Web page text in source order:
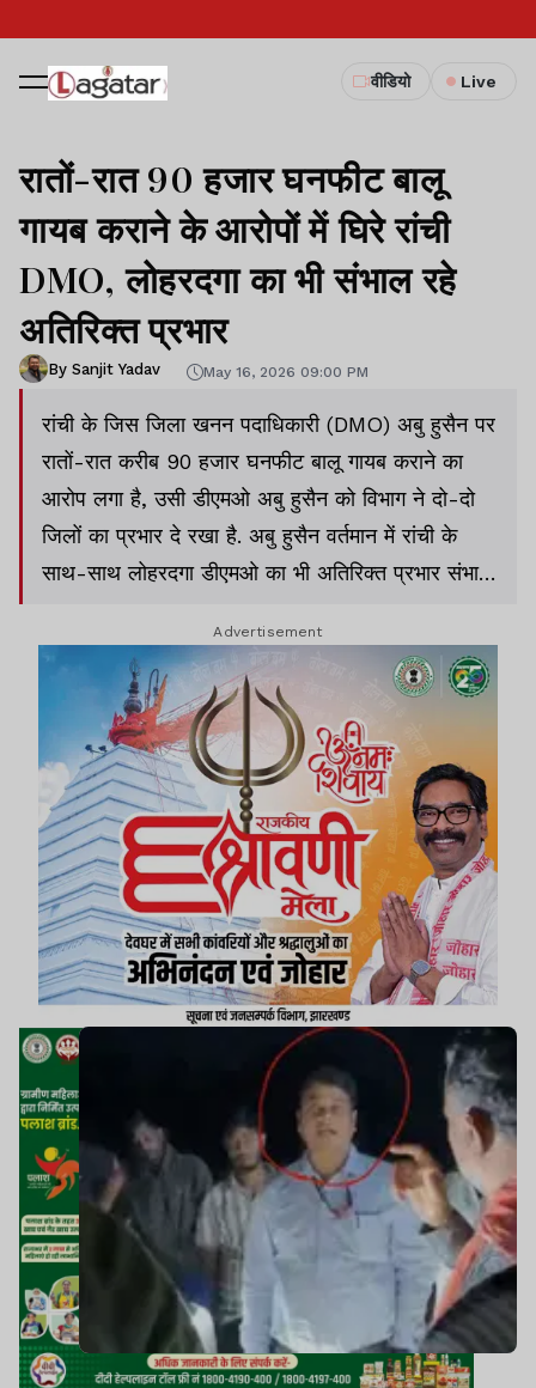
वीडियो Live
रातों-रात 90 हजार घनफीट बालू
गायब कराने के आरोपों में घिरे रांची
DMO, लोहरदगा का भी संभाल रहे
अतिरिक्त प्रभार
By Sanjit Yadav May 16, 2026 09:00 PM
रांची के जिस जिला खनन पदाधिकारी (DMO) अबु हुसैन पर
रातों-रात करीब 90 हजार घनफीट बालू गायब कराने का
आरोप लगा है, उसी डीएमओ अबु हुसैन को विभाग ने दो-दो
जिलों का प्रभार दे रखा है. अबु हुसैन वर्तमान में रांची के
साथ-साथ लोहरदगा डीएमओ का भी अतिरिक्त प्रभार संभाल
पूरी तरह घिरते नजर आ रहे हैं.
Advertisement